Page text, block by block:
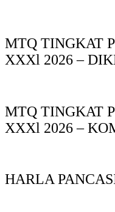
MTQ TINGKAT
XXXl 2026 –
MTQ TINGKAT
XXXl 2026 –
HARLA